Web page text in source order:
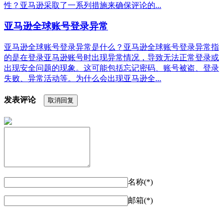
性？亚马逊采取了一系列措施来确保评论的...
亚马逊全球账号登录异常
亚马逊全球账号登录异常是什么？亚马逊全球账号登录异常指
的是在登录亚马逊账号时出现异常情况，导致无法正常登录或
出现安全问题的现象。这可能包括忘记密码、账号被盗、登录
失败、异常活动等。为什么会出现亚马逊全...
发表评论 取消回复
名称(*)
邮箱(*)